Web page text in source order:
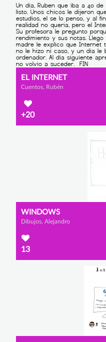
EL INTERNET
Cuentos, Rubén
+20
WINDOWS
Dibujos, Alejandro
13